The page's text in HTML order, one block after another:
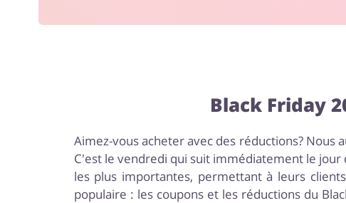
Black Friday
Aimez-vous acheter avec des réductions? Nous
C'est le vendredi qui suit immédiatement le jour
les plus importantes, permettant à leurs
populaire : les coupons et les réductions du